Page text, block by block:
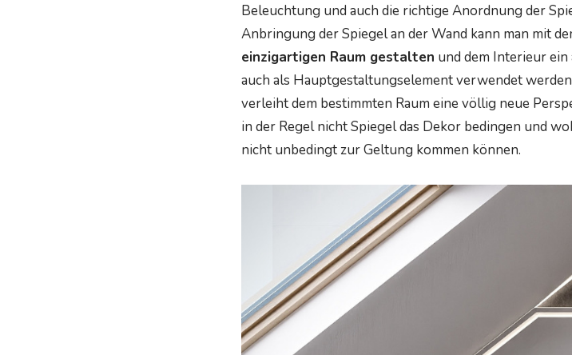
Beleuchtung und auch die richtige Anordnung der
Anbringung der Spiegel an der Wand kann man mit
einzigartigen Raum gestalten und dem Interieur
auch als Hauptgestaltungselement verwendet
verleiht dem bestimmten Raum eine völlig neue
in der Regel nicht Spiegel das Dekor bedingen und
nicht unbedingt zur Geltung kommen können.